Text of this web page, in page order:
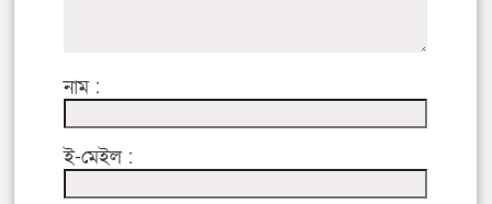
নাম :
ই-মেইল :